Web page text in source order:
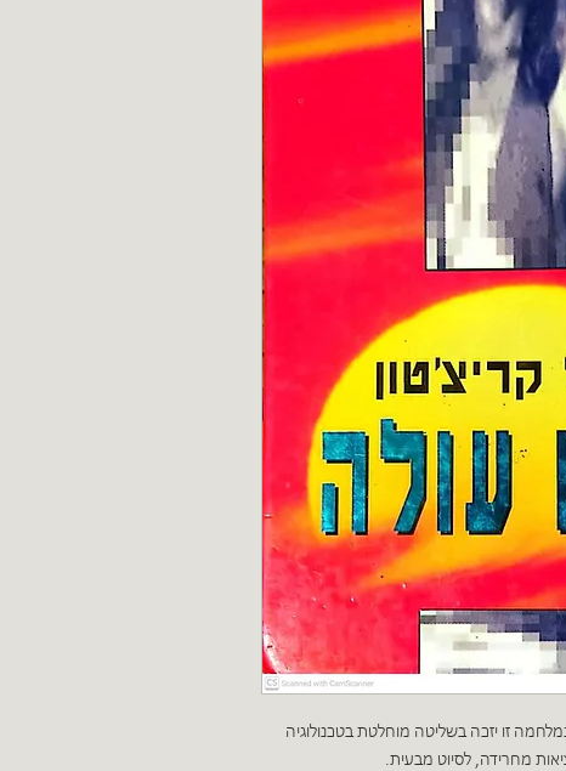
זו יזכה בשליטה מוחלטת בטכנולוגיה
מחרידה, לסיוט מבעית.